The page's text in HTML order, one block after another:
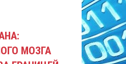
МОЗГА